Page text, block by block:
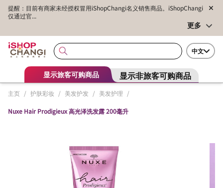
提醒：目前有商家未经授权冒用iShopChangi名义销售商品。iShopChangi
仅通过官...
更多
中文
显示旅客可购商品 显示非旅客可购商品
主页 / 护肤彩妆 / 美发护发 / 美发护理 /
Nuxe Hair Prodigieux 高光泽洗发露 200毫升